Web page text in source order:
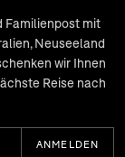
Familienpost mit
Neuseeland
wir Ihnen
Reise nach
ANMELDEN